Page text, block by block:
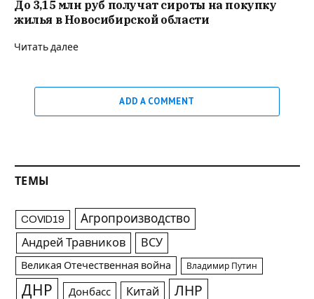
До 3,15 млн руб получат сироты на покупку
жилья в Новосибирской области
Читать далее
ADD A COMMENT
ТЕМЫ
COVID19 Агропроизводство
Андрей Травников ВСУ
Великая Отечественная война Владимир Путин
ДНР Донбасс Китай ЛНР